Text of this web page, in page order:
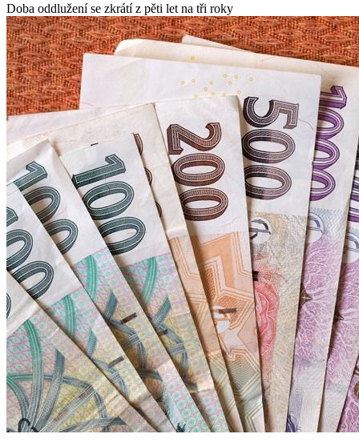
Doba oddlužení se zkrátí z pěti let na tři roky